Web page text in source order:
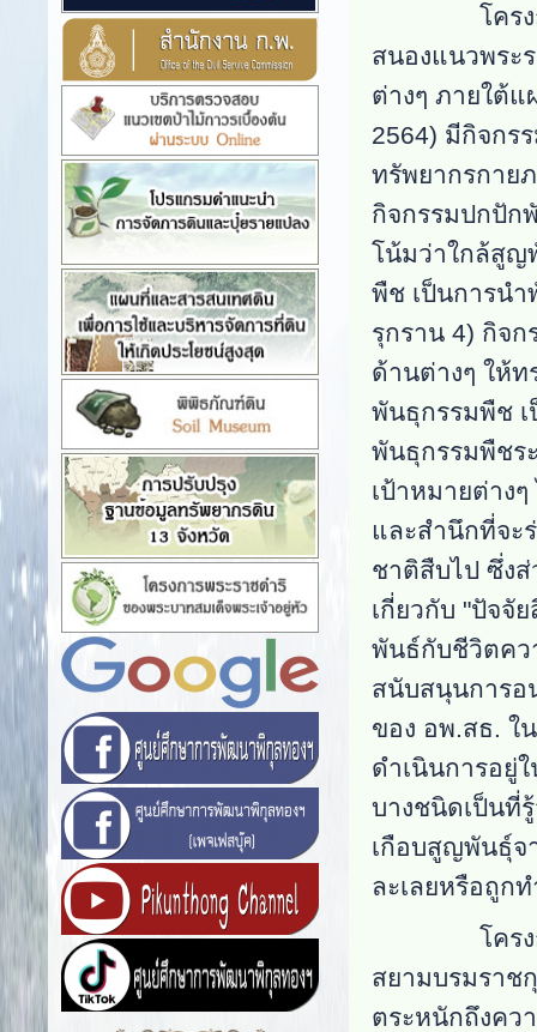
โครงการอ
สนองแนวพระ
ต่างๆ ภายใต้
2564) มีกิจกร
ทรัพยากรกาย
กิจกรรมปกปัก
โน้มว่าใกล้สูญ
พืช เป็นการน
รุกราน 4) กิจ
ด้านต่างๆ ให้
พันธุกรรมพืช
พันธุกรรมพืชร
เป้าหมายต่าง
และสำนึกที่จะ
ชาติสืบไป ซึ่ง
เกี่ยวกับ "ปัจจั
พันธ์กับชีวิตคว
สนับสนุนการ
ของ อพ.สธ. ใ
ดำเนินการอยู่
บางชนิดเป็นที่
เกือบสูญพันธุ์จ
ละเลยหรือถูก
โครงการอ
สยามบรมราช
ตระหนักถึงคว